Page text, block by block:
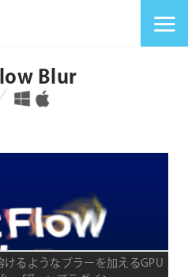
Blur
対応OS
るようなブラーを加えるGPU